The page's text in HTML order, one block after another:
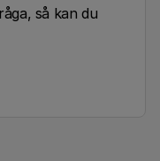
så kan du